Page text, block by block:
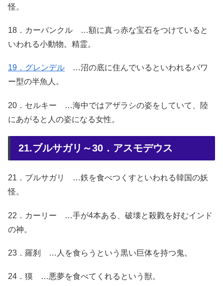
怪。
18．カーバンクル …額に真っ赤な宝石をつけていると
いわれる小動物。精霊。
19．グレンデル …沼の底に住んでいるといわれるパワ
ー型の半魚人。
20．セルキー …海中ではアザラシの姿をしていて、陸
にあがると人の姿になる女性。
21.ブルサガリ～30．アスモデウス
21．ブルサガリ …鉄を食べつくすといわれる韓国の妖
怪。
22．カーリー …手が4本ある、破壊と殺戮を好むインド
の神。
23．羅刹 …人を食らうという黒い巨体を持つ鬼。
24．獏 …悪夢を食べてくれるという獣。